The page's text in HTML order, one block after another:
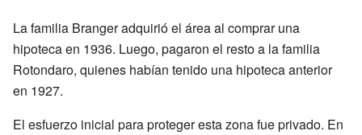
La familia Branger adquirió el área al comprar una
hipoteca en 1936. Luego, pagaron el resto a la familia
Rotondaro, quienes habían tenido una hipoteca anterior
en 1927.
El esfuerzo inicial para proteger esta zona fue privado. En